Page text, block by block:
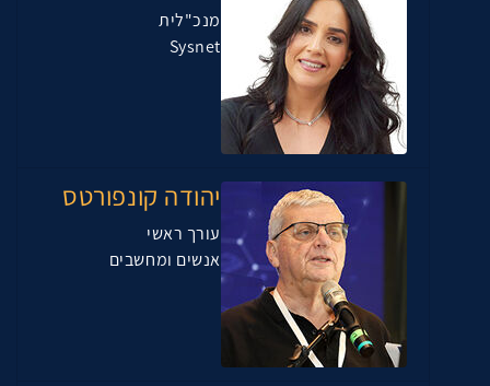
מנכ"לית
Sysnet
יהודה קונפורטס
עורך ראשי
אנשים ומחשבים